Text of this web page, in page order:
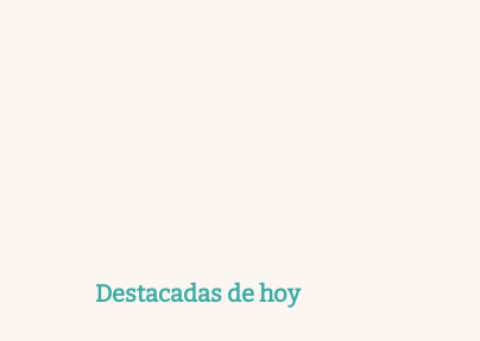
Destacadas de hoy